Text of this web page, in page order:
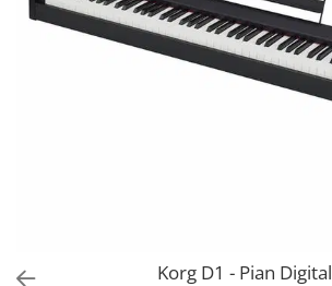
Cabluri atena
Mufe adaptoare
Standuri stative si pupitre
Korg D1 - Pian Digital